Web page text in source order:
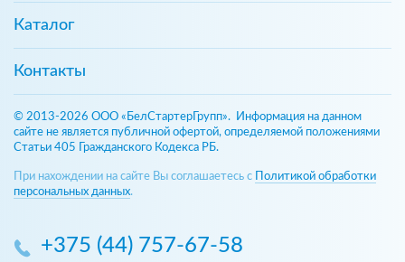
Каталог
Контакты
© 2013-2026 ООО «БелСтартерГрупп». Информация на данном
сайте не является публичной офертой, определяемой положениями
Статьи 405 Гражданского Кодекса РБ.
При нахождении на сайте Вы соглашаетесь с
Политикой обработки
персональных данных.
+375 (44) 757-67-58